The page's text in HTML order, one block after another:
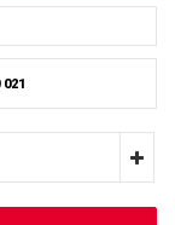
021